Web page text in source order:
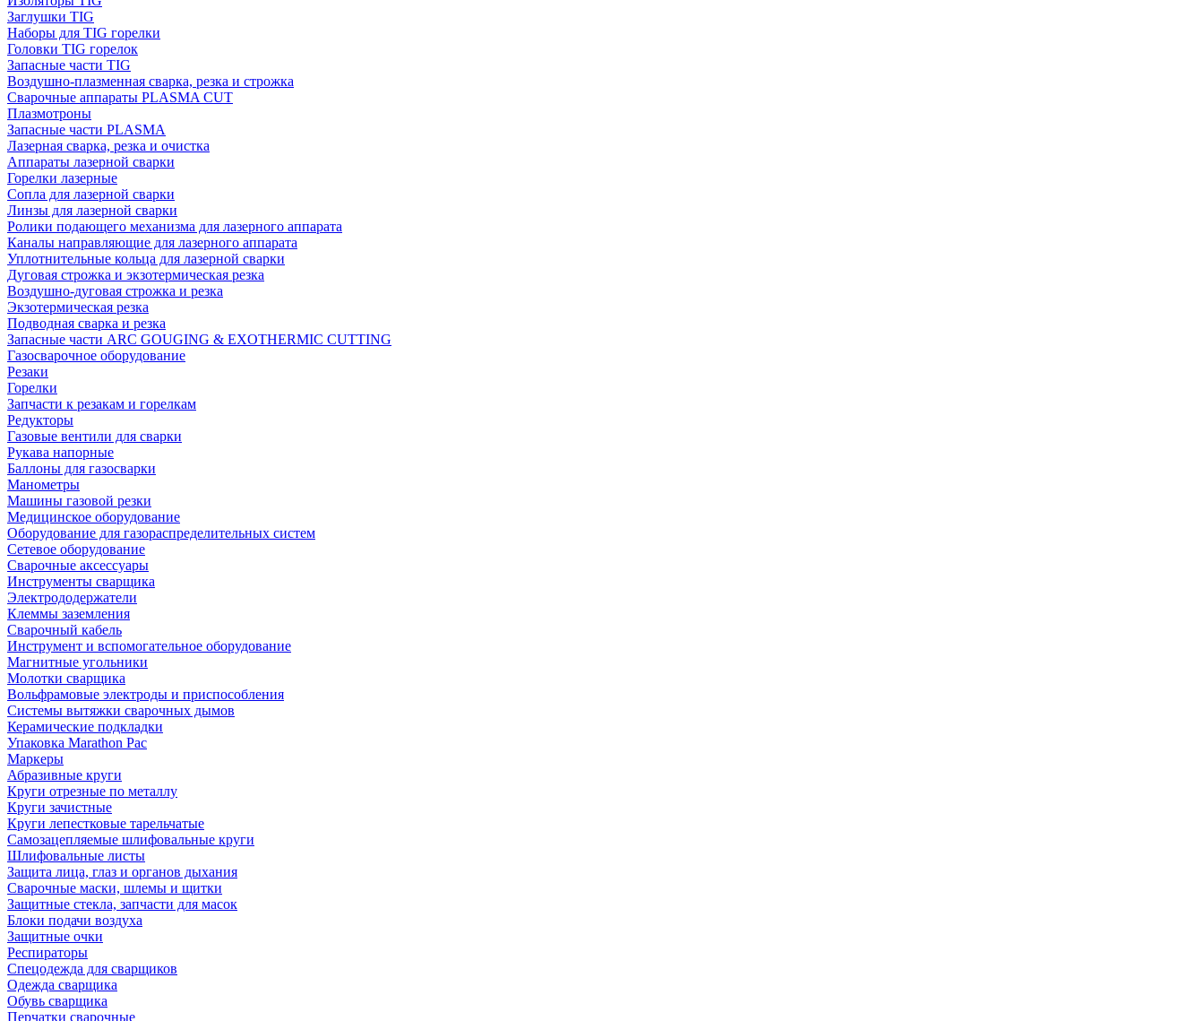
Заглушки TIG
Наборы для TIG горелки
Головки TIG горелок
Запасные части TIG
Воздушно-плазменная сварка, резка и строжка
Сварочные аппараты PLASMA CUT
Плазмотроны
Запасные части PLASMA
Лазерная сварка, резка и очистка
Аппараты лазерной сварки
Горелки лазерные
Сопла для лазерной сварки
Линзы для лазерной сварки
Ролики подающего механизма для лазерного аппарата
Каналы направляющие для лазерного аппарата
Уплотнительные кольца для лазерной сварки
Дуговая строжка и экзотермическая резка
Воздушно-дуговая строжка и резка
Экзотермическая резка
Подводная сварка и резка
Запасные части ARC GOUGING & EXOTHERMIC CUTTING
Газосварочное оборудование
Резаки
Горелки
Запчасти к резакам и горелкам
Редукторы
Газовые вентили для сварки
Рукава напорные
Баллоны для газосварки
Манометры
Машины газовой резки
Медицинское оборудование
Оборудование для газораспределительных систем
Сетевое оборудование
Сварочные аксессуары
Инструменты сварщика
Электрододержатели
Клеммы заземления
Сварочный кабель
Инструмент и вспомогательное оборудование
Магнитные угольники
Молотки сварщика
Вольфрамовые электроды и приспособления
Системы вытяжки сварочных дымов
Керамические подкладки
Упаковка Marathon Pac
Маркеры
Абразивные круги
Круги отрезные по металлу
Круги зачистные
Круги лепестковые тарельчатые
Самозацепляемые шлифовальные круги
Шлифовальные листы
Защита лица, глаз и органов дыхания
Сварочные маски, шлемы и щитки
Защитные стекла, запчасти для масок
Блоки подачи воздуха
Защитные очки
Респираторы
Спецодежда для сварщиков
Одежда сварщика
Обувь сварщика
Перчатки сварочные